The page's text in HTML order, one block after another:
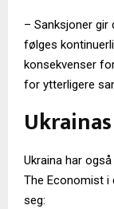
– Sanksjoner gir
følges
konsekvenser
for ytterligere
Ukraina har
The Economist
seg: